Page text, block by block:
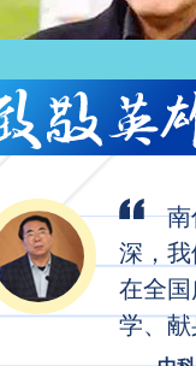
懂无线电
有气场的“
南
深，我
在全
学、